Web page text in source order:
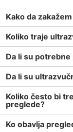
Kako da
Koliko traje
Da li su
Da li su
Koliko često bi
preglede?
Ko obavlja